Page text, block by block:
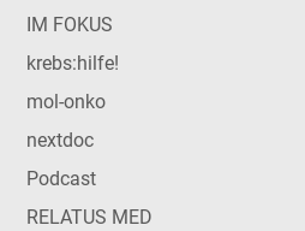
IM FOKUS
krebs:hilfe!
mol-onko
nextdoc
Podcast
RELATUS MED